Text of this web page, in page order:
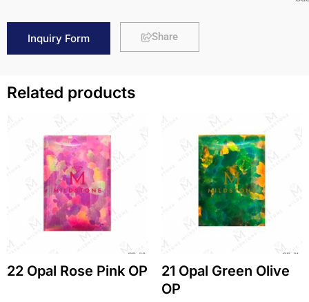
Inquiry Form Share
Related products
22 Opal Rose Pink OP
21 Opal Green Olive
OP